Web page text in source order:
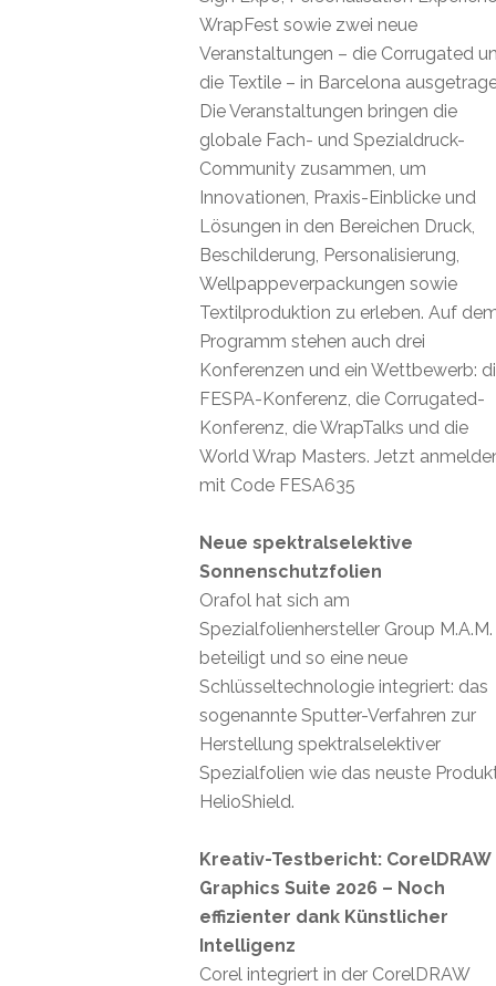
WrapFest sowie zwei neue
Veranstaltungen – die Corrugated
die Textile – in Barcelona
Die Veranstaltungen bringen die
globale Fach- und Spezialdruck-
Community zusammen, um
Innovationen, Praxis-Einblicke und
Lösungen in den Bereichen Druck,
Beschilderung, Personalisierung,
Wellpappeverpackungen sowie
Textilproduktion zu erleben. Auf
Programm stehen auch drei
Konferenzen und ein Wettbewerb:
FESPA-Konferenz, die Corrugated-
Konferenz, die WrapTalks und die
World Wrap Masters. Jetzt
mit Code FESA635
Neue spektralselektive
Sonnenschutzfolien
Orafol hat sich am
Spezialfolienhersteller Group M.A.M.
beteiligt und so eine neue
Schlüsseltechnologie integriert: das
sogenannte Sputter-Verfahren zur
Herstellung spektralselektiver
Spezialfolien wie das neuste
HelioShield.
Kreativ-Testbericht: CorelDRAW
Graphics Suite 2026 – Noch
effizienter dank Künstlicher
Intelligenz
Corel integriert in der CorelDRAW